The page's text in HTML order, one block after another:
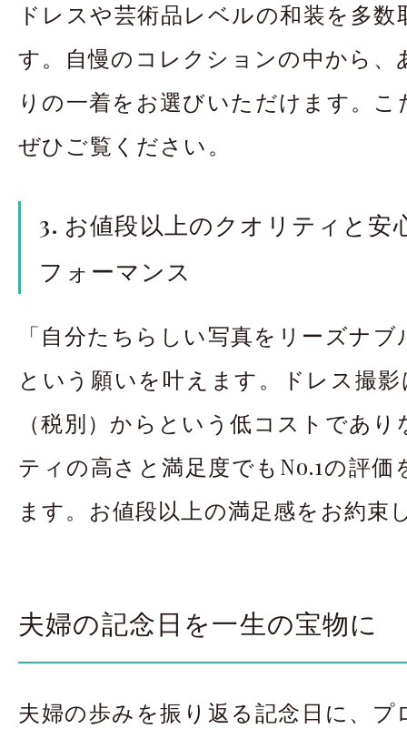
ドレスや芸術品レベルの和装を多
す。自慢のコレクションの中から、
りの一着をお選びいただけます。
ぜひご覧ください。
3. お値段以上のクオリティと安
フォーマンス
「自分たちらしい写真をリーズナ
という願いを叶えます。ドレス撮影
（税別）からという低コストであ
ティの高さと満足度でもNo.1の評
ます。お値段以上の満足感をお約束
夫婦の記念日を一生の宝物に
夫婦の歩みを振り返る記念日に、プ